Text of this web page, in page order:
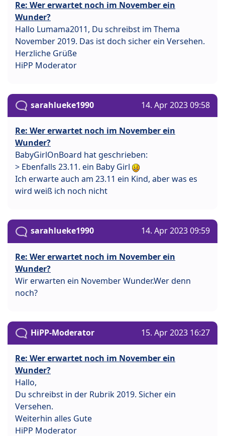
Re: Wer erwartet noch im November ein
Wunder?
Hallo Lumama2011, Du schreibst im Thema
November 2019. Das ist doch sicher ein Versehen.
Herzliche Grüße
HiPP Moderator
sarahlueke1990 14. Apr 2023 09:58
Re: Wer erwartet noch im November ein
Wunder?
BabyGirlOnBoard hat geschrieben:
> Ebenfalls 23.11. ein Baby Girl
Ich erwarte auch am 23.11 ein Kind, aber was es
wird weiß ich noch nicht
sarahlueke1990 14. Apr 2023 09:59
Re: Wer erwartet noch im November ein
Wunder?
Wir erwarten ein November Wunder.Wer denn
noch?
HiPP-Moderator 15. Apr 2023 16:27
Re: Wer erwartet noch im November ein
Wunder?
Hallo,
Du schreibst in der Rubrik 2019. Sicher ein
Versehen.
Weiterhin alles Gute
HiPP Moderator